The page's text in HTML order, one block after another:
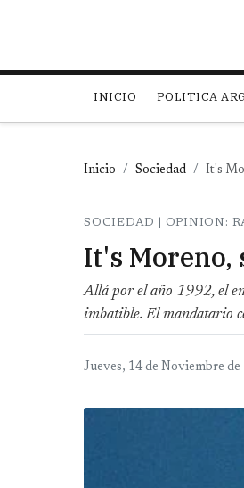
INICIO POLITICA
Inicio Sociedad It's
SOCIEDAD | OPINION:
It's Moreno,
Allá por el año 1992, el
imbatible. El mandatario
Jueves, 14 de Noviembre de